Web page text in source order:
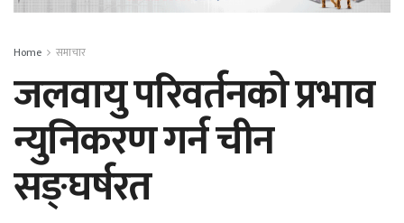
Home समाचार
जलवायु परिवर्तनको प्रभाव
न्युनिकरण गर्न चीन
सङ्घर्षरत